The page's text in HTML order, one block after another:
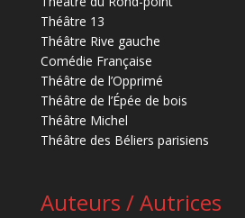
Théâtre 13
Théâtre Rive gauche
Comédie Française
Théâtre de l’Opprimé
Théâtre de l’Épée de bois
Théâtre Michel
Théâtre des Béliers parisiens
Auteurs / Autrices